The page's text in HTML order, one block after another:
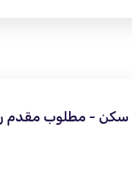
- مطلوب مقدم